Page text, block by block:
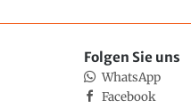
Folgen Sie uns
WhatsApp
Facebook